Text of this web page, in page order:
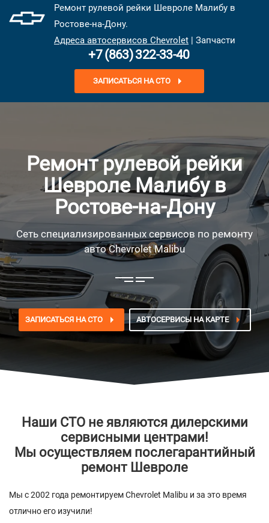
Ремонт рулевой рейки Шевроле Малибу в
Ростове-на-Дону.
Адреса автосервисов Chevrolet | Запчасти
+7 (863) 322-33-40
ЗАПИСАТЬСЯ НА СТО
Ремонт рулевой рейки
Шевроле Малибу в
Ростове-на-Дону
Сеть специализированных сервисов по ремонту
авто Chevrolet Malibu
ЗАПИСАТЬСЯ НА СТО АВТОСЕРВИСЫ НА КАРТЕ
Наши СТО не являются дилерскими
сервисными центрами!
Мы осуществляем послегарантийный
ремонт Шевроле
Мы с 2002 года ремонтируем Chevrolet Malibu и за это время
отлично его изучили!